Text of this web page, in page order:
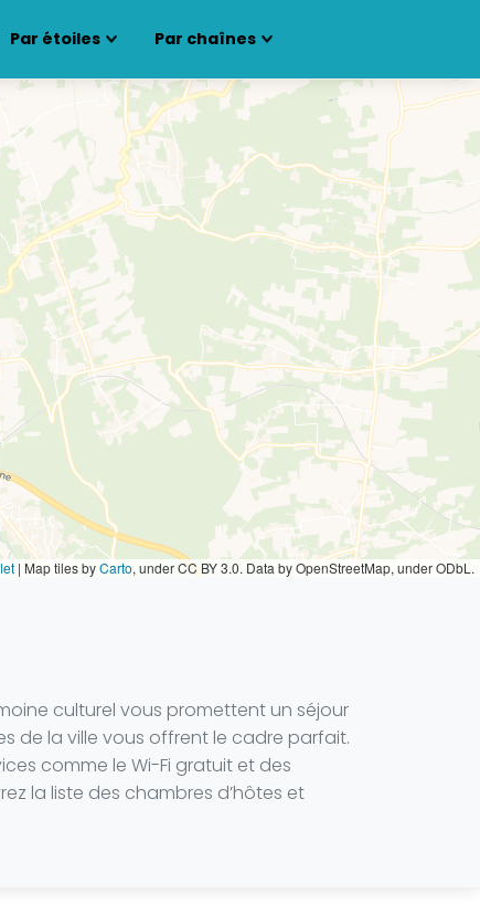
Par étoiles Par chaînes
| Map tiles byCarto, under CC BY 3.0. Data by OpenStreetMap, under ODbL.
culturel vous promettent un séjour
de la ville vous offrent le cadre parfait.
comme le Wi-Fi gratuit et des
la liste des chambres d’hôtes et